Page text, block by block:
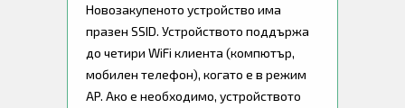
Новозакупеното устройство има
празен SSID. Устройството поддържа
до четири WiFi клиента (компютър,
мобилен телефон), когато е в режим
AP. Ако е необходимо, устройството